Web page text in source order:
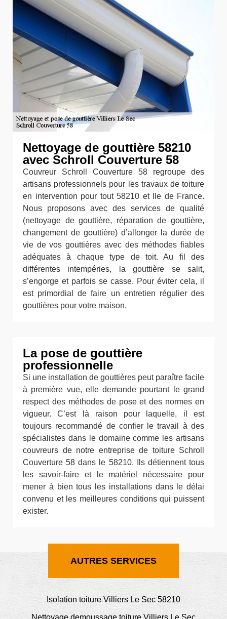
Nettoyage de gouttière 58210
avec Schroll Couverture 58
Couvreur Schroll Couverture 58 regroupe des
artisans professionnels pour les travaux de toiture
en intervention pour tout 58210 et Ile de France.
Nous proposons avec des services de qualité
(nettoyage de gouttière, réparation de gouttière,
changement de gouttière) d’allonger la durée de
vie de vos gouttières avec des méthodes fiables
adéquates à chaque type de toit. Au fil des
différentes intempéries, la gouttière se salit,
s’engorge et parfois se casse. Pour éviter cela, il
est primordial de faire un entretien régulier des
gouttières pour votre maison.
La pose de gouttière
professionnelle
Si une installation de gouttières peut paraître facile
à première vue, elle demande pourtant le grand
respect des méthodes de pose et des normes en
vigueur. C’est là raison pour laquelle, il est
toujours recommandé de confier le travail à des
spécialistes dans le domaine comme les artisans
couvreurs de notre entreprise de toiture Schroll
Couverture 58 dans le 58210. Ils détiennent tous
les savoir-faire et le matériel nécessaire pour
mener à bien tous les installations dans le délai
convenu et les meilleures conditions qui puissent
exister.
AUTRES SERVICES
Isolation toiture Villiers Le Sec 58210
Nettoyage demoussage toiture Villiers Le Sec